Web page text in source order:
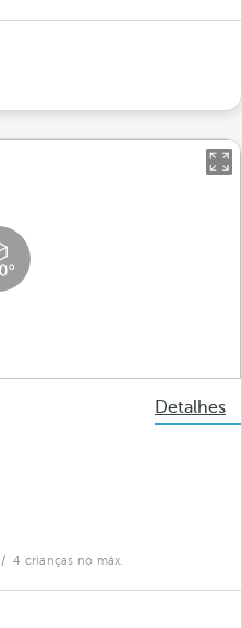
Detalhes
/ 4 crianças no máx.